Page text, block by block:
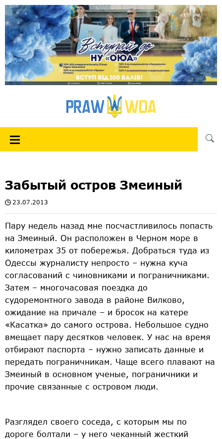
Забытый остров Змеиный
23.07.2013
Пару недель назад мне посчастливилось попасть
на Змеиный. Он расположен в Черном море в
километрах 35 от побережья. Добраться туда из
Одессы журналисту непросто – нужна куча
согласований с чиновниками и пограничниками.
Затем – многочасовая поездка до
судоремонтного завода в районе Вилково,
ожидание на причале – и бросок на катере
«Касатка» до самого острова. Небольшое судно
вмещает пару десятков человек. У нас на время
отбирают паспорта – нужно записать данные и
передать пограничникам. Чаще всего плавают на
Змеиный в основном ученые, пограничники и
прочие связанные с островом люди.
Разглядел своего соседа, с которым мы по
дороге болтали – у него чеканный жесткий